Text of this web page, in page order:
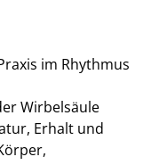
im Rhythmus
Wirbelsäule
Erhalt und